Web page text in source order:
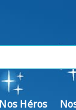
Nos Héros